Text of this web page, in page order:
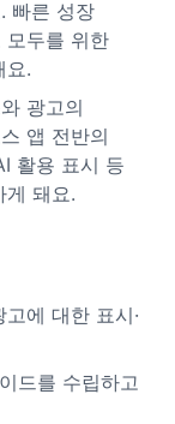
빠른 성장
모두를 위한
요.
광고의
앱 전반의
활용 표시 등
게 돼요.
에 대한 표시·
드를 수립하고